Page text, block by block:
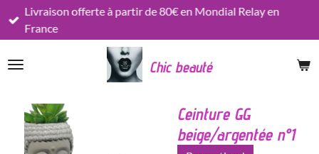
Passer
principal
Chic beauté
Livraison offerte à partir de 80€ en Mondial Relay en
France
Ceinture GG
beige/argentée n°1